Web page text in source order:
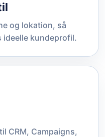
og lokation, så
ideelle kundeprofil.
CRM, Campaigns,